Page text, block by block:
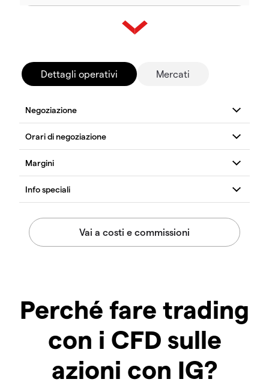
Dettagli operativi Mercati
Perché fare trading
con i CFD sulle
azioni con IG?